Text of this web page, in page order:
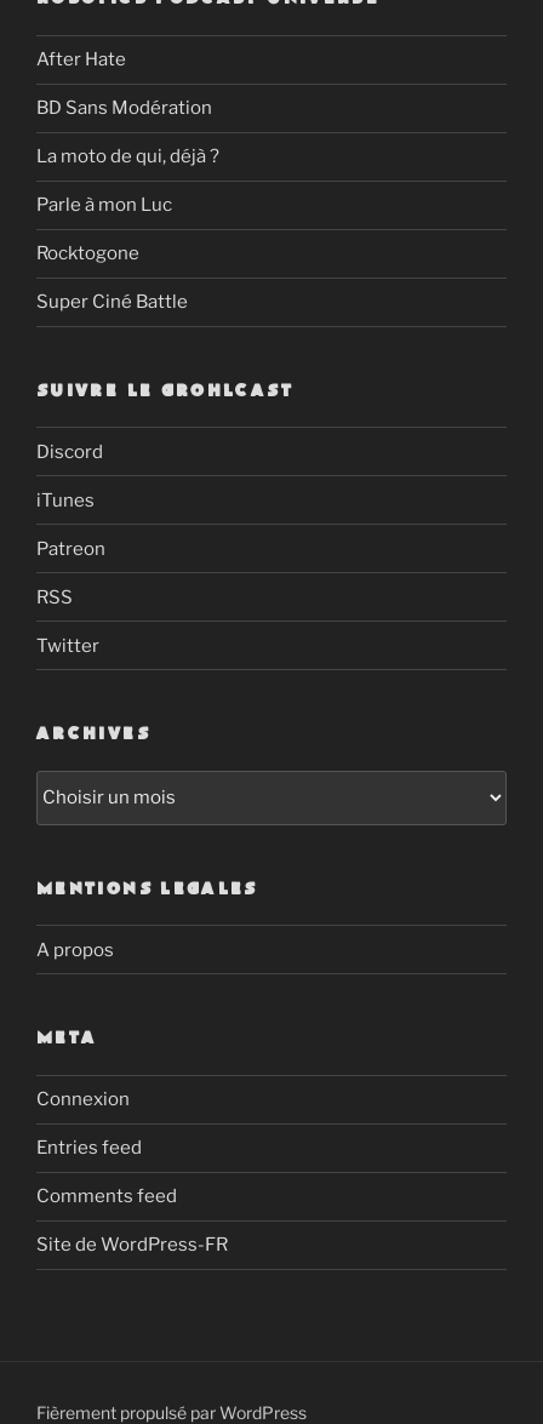
After Hate
BD Sans Modération
La moto de qui, déjà ?
Parle à mon Luc
Rocktogone
Super Ciné Battle
SUIVRE LE GROHLCAST
Discord
iTunes
Patreon
RSS
Twitter
ARCHIVES
Archives
MENTIONS LEGALES
A propos
META
Connexion
Entries feed
Comments feed
Site de WordPress-FR
Fièrement propulsé par WordPress